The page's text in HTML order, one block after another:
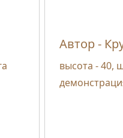
Автор -
высота - 40,